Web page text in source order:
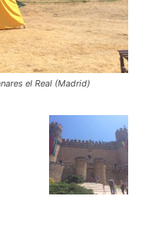
el Real (Madrid)